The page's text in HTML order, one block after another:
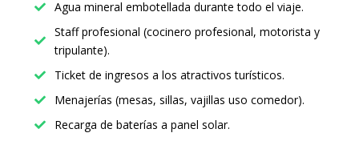
Agua mineral embotellada durante todo el viaje.
Staff profesional (cocinero profesional, motorista y
tripulante).
Ticket de ingresos a los atractivos turísticos.
Menajerías (mesas, sillas, vajillas uso comedor).
Recarga de baterías a panel solar.